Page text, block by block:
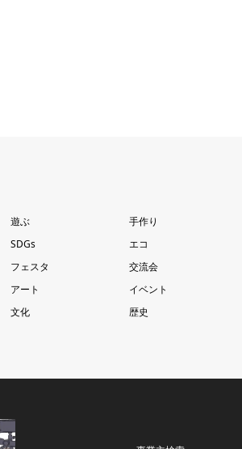
遊ぶ
手作り
SDGs
エコ
フェスタ
交流会
アート
イベント
文化
歴史